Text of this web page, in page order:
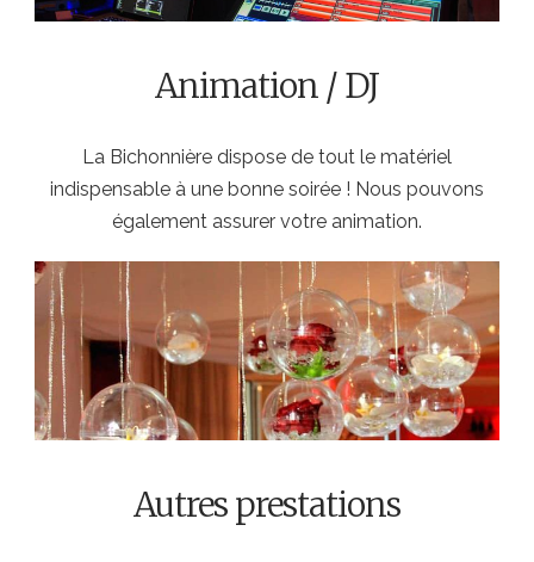
Animation / DJ
La Bichonnière dispose de tout le matériel
indispensable à une bonne soirée ! Nous pouvons
également assurer votre animation.
Autres prestations